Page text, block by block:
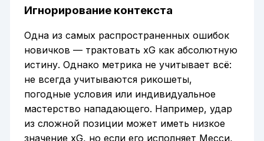
Игнорирование контекста
Одна из самых распространенных ошибок
новичков — трактовать xG как абсолютную
истину. Однако метрика не учитывает всё:
не всегда учитываются рикошеты,
погодные условия или индивидуальное
мастерство нападающего. Например, удар
из сложной позиции может иметь низкое
значение xG, но если его исполняет Месси,